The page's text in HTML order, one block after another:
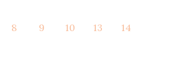
Tham vấn Interlink
8 9 10 13 14